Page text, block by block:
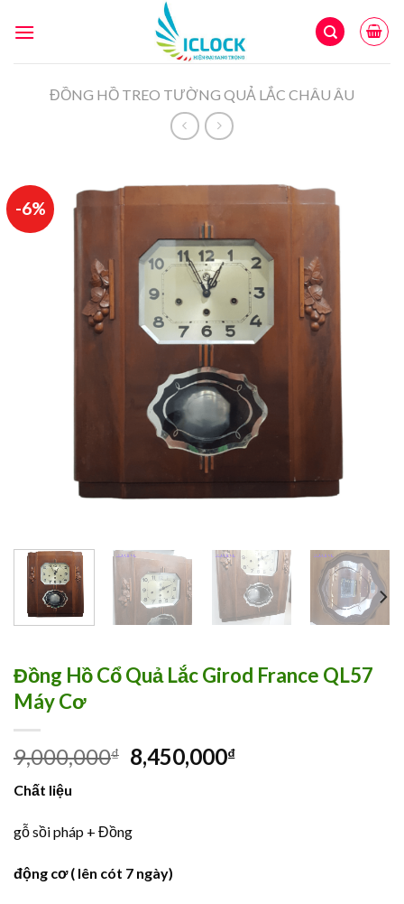
ĐỒNG HỒ TREO TƯỜNG QUẢ LẮC CHÂU ÂU
-6%
Đồng Hồ Cổ Quả Lắc Girod France QL57
Máy Cơ
9,000,000₫ 8,450,000₫
Chất liệu
gỗ sồi pháp + Đồng
động cơ ( lên cót 7 ngày)